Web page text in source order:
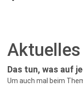
Aktuelles
Das tun, was auf
Um auch mal beim